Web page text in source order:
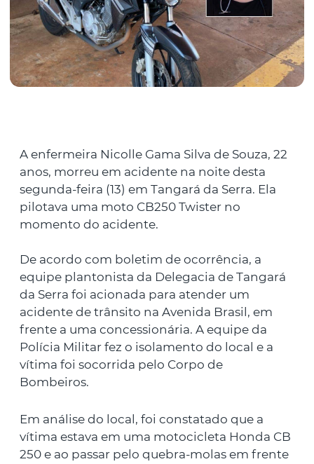
A enfermeira Nicolle Gama Silva de Souza, 22
anos, morreu em acidente na noite desta
segunda-feira (13) em Tangará da Serra. Ela
pilotava uma moto CB250 Twister no
momento do acidente.
De acordo com boletim de ocorrência, a
equipe plantonista da Delegacia de Tangará
da Serra foi acionada para atender um
acidente de trânsito na Avenida Brasil, em
frente a uma concessionária. A equipe da
Polícia Militar fez o isolamento do local e a
vítima foi socorrida pelo Corpo de
Bombeiros.
Em análise do local, foi constatado que a
vítima estava em uma motocicleta Honda CB
250 e ao passar pelo quebra-molas em frente